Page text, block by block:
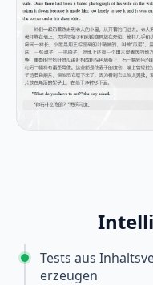
Tests aus
erzeugen